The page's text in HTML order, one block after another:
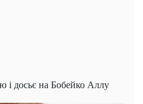
і досьє на Бобейко Аллу